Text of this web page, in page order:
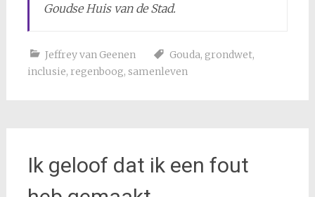
Goudse Huis van de Stad.
Jeffrey van Geenen Gouda, grondwet,
inclusie, regenboog, samenleven
Ik geloof dat ik een fout